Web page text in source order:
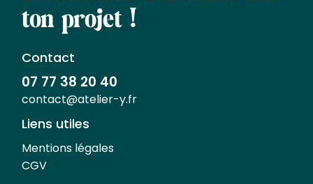
ton projet !
Contact
07 77 38 20 40
contact@atelier-y.fr
Liens utiles
Mentions légales
CGV